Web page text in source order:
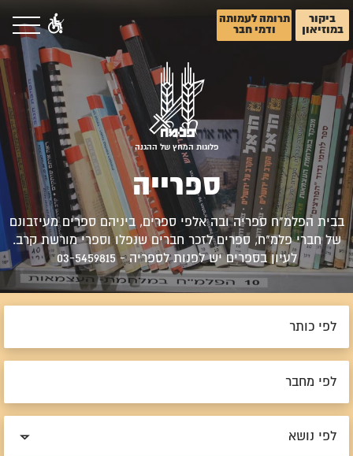
ביקור
במוזיאון
תרומה לעמותה
ודמי חבר
פלוגות המחץ של ההגנה
ספרייה
בבית הפלמ"ח ספריה ובה אלפי ספרים, ביניהם ספרים מעיזבונם
של חברי פלמ"ח, ספרים לזכר חברים שנפלו וספרי מורשת קרב.
לעיון בספרים יש לפנות לספריה - 03-5459815
לפי נושא